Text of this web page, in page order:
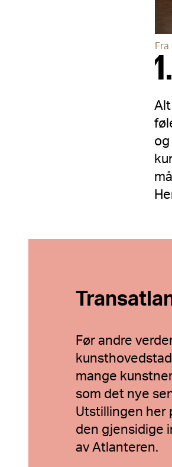
og
Før andre
mange
som det nye
Utstillingen her
den gjensidige
av Atlanteren.